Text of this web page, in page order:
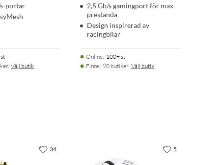
s-portar
Välj butik
2,5 Gb/s gamingport för max
prestanda
Design inspirerad av
racingbilar
Online: 100+ st
Finns i 90 butiker. Välj butik
34 5